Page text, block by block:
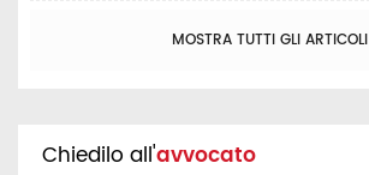
MOSTRA TUTTI GLI ARTICOLI
Chiedilo all'avvocato